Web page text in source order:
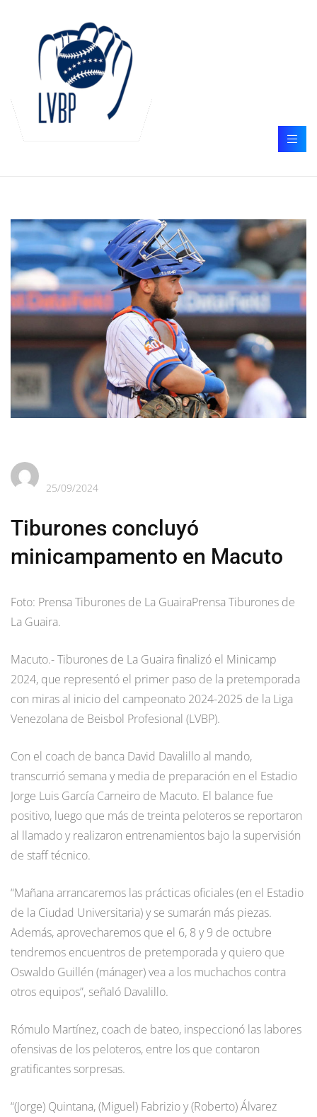
25/09/2024
Tiburones concluyó
minicampamento en Macuto
Foto: Prensa Tiburones de La GuairaPrensa Tiburones de
La Guaira.
Macuto.- Tiburones de La Guaira finalizó el Minicamp
2024, que representó el primer paso de la pretemporada
con miras al inicio del campeonato 2024-2025 de la Liga
Venezolana de Beisbol Profesional (LVBP).
Con el coach de banca David Davalillo al mando,
transcurrió semana y media de preparación en el Estadio
Jorge Luis García Carneiro de Macuto. El balance fue
positivo, luego que más de treinta peloteros se reportaron
al llamado y realizaron entrenamientos bajo la supervisión
de staff técnico.
“Mañana arrancaremos las prácticas oficiales (en el Estadio
de la Ciudad Universitaria) y se sumarán más piezas.
Además, aprovecharemos que el 6, 8 y 9 de octubre
tendremos encuentros de pretemporada y quiero que
Oswaldo Guillén (mánager) vea a los muchachos contra
otros equipos”, señaló Davalillo.
Rómulo Martínez, coach de bateo, inspeccionó las labores
ofensivas de los peloteros, entre los que contaron
gratificantes sorpresas.
“(Jorge) Quintana, (Miguel) Fabrizio y (Roberto) Álvarez